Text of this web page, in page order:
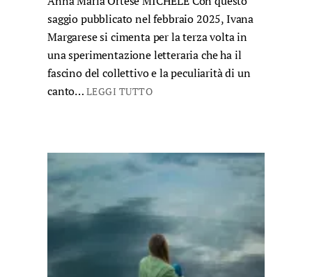
saggio pubblicato nel febbraio 2025, Ivana
Margarese si cimenta per la terza volta in
una sperimentazione letteraria che ha il
fascino del collettivo e la peculiarità di un
canto… LEGGI TUTTO